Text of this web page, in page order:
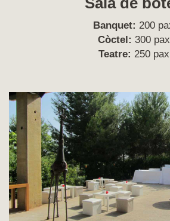
Banquet: 200
Còctel: 300 pax
Teatre: 250 pax